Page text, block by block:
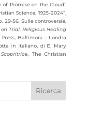
of Promise on the Cloud’.
Science, 1925-2024”,
29-56. Sulle controversie,
Trial. Religious Healing
Baltimora – Londra
in italiano, di E. Mary
, The Christian